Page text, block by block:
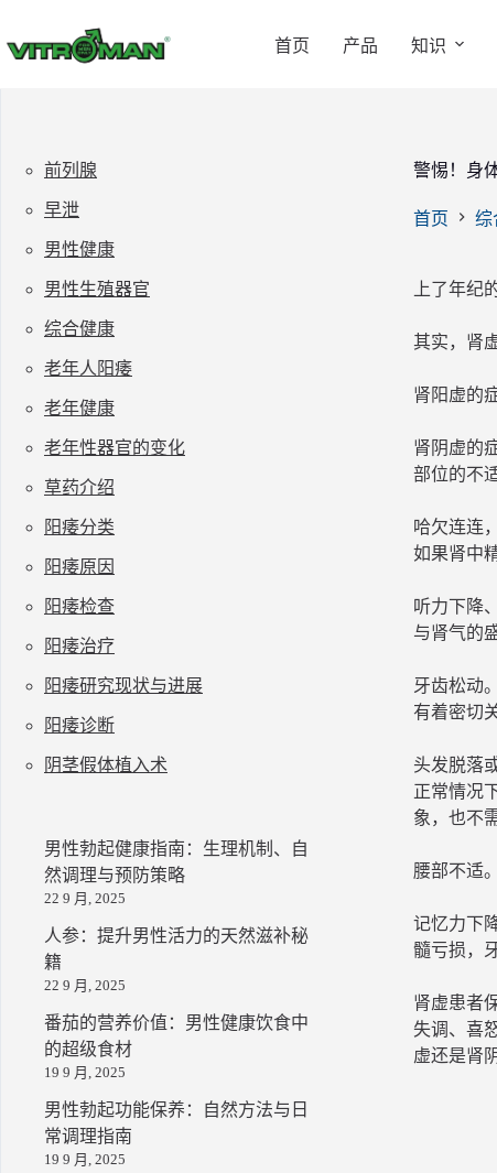
过
容
首页 产品 知识
警惕！身
首页 综
上了年纪
其实，肾
肾阳虚的
肾阴虚的
部位的不
哈欠连连
如果肾中
听力下降
与肾气的
牙齿松动
有着密切
头发脱落
正常情况
象，也不
腰部不适
记忆力下
髓亏损，
肾虚患者
失调、喜
虚还是肾
前列腺
早泄
男性健康
男性生殖器官
综合健康
老年人阳痿
老年健康
老年性器官的变化
草药介绍
阳痿分类
阳痿原因
阳痿检查
阳痿治疗
阳痿研究现状与进展
阳痿诊断
阴茎假体植入术
男性勃起健康指南：生理机制、自
然调理与预防策略
22 9 月, 2025
人参：提升男性活力的天然滋补秘
籍
22 9 月, 2025
番茄的营养价值：男性健康饮食中
的超级食材
19 9 月, 2025
男性勃起功能保养：自然方法与日
常调理指南
19 9 月, 2025